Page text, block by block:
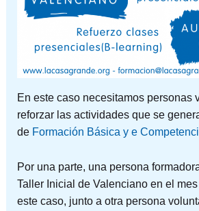
En este caso necesitamos personas
reforzar las actividades que se
de Formación Básica y e
Por una parte, una persona
Taller Inicial de Valenciano en el
este caso, junto a otra persona